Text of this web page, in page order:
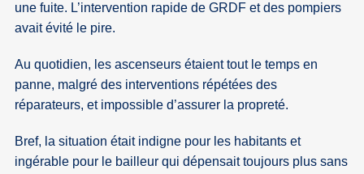
une fuite. L’intervention rapide de GRDF et des pompiers
avait évité le pire.
Au quotidien, les ascenseurs étaient tout le temps en
panne, malgré des interventions répétées des
réparateurs, et impossible d’assurer la propreté.
Bref, la situation était indigne pour les habitants et
ingérable pour le bailleur qui dépensait toujours plus sans